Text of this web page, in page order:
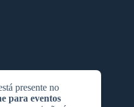
presente no
para eventos